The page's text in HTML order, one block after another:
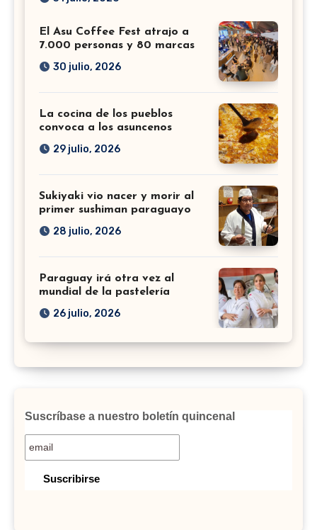
El Asu Coffee Fest atrajo a
7.000 personas y 80 marcas
30 julio, 2026
La cocina de los pueblos
convoca a los asuncenos
29 julio, 2026
Sukiyaki vio nacer y morir al
primer sushiman paraguayo
28 julio, 2026
Paraguay irá otra vez al
mundial de la pastelería
26 julio, 2026
Suscríbase a nuestro boletín quincenal